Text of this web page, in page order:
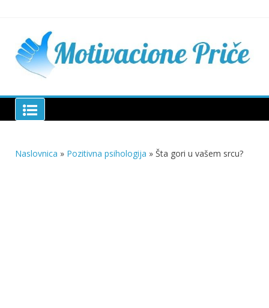
Motivacione Priče
Naslovnica » Pozitivna psihologija » Šta gori u vašem srcu?